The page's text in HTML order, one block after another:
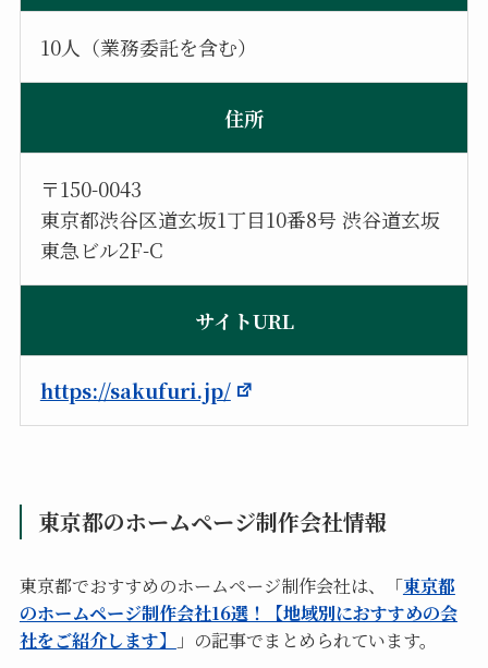
10人（業務委託を含む）
住所
〒150-0043
東京都渋谷区道玄坂1丁目10番8号 渋谷道玄坂
東急ビル2F-C
サイトURL
https://sakufuri.jp/
東京都のホームページ制作会社情報
東京都でおすすめのホームページ制作会社は、「東京都
のホームページ制作会社16選！【地域別におすすめの会
社をご紹介します】
」の記事でまとめられています。